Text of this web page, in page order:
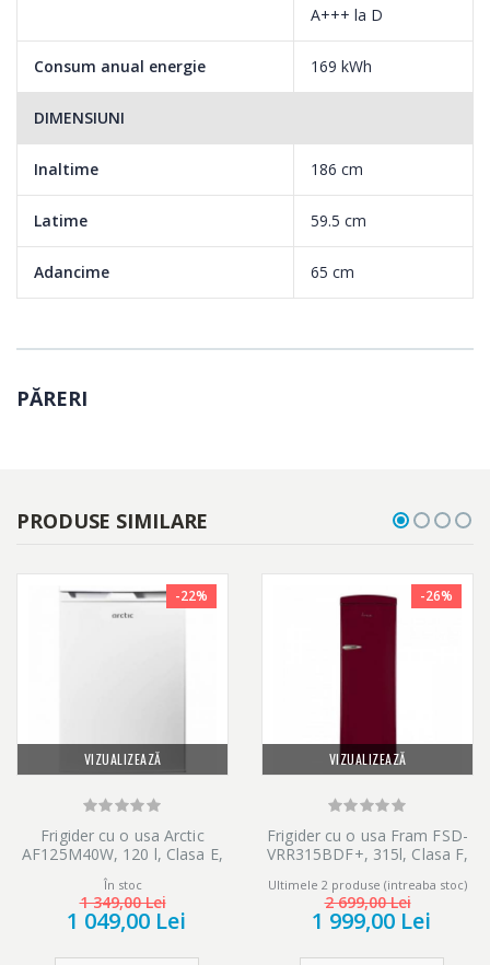
A+++ la D
Consum anual energie 169 kWh
DIMENSIUNI
Inaltime 186 cm
Latime 59.5 cm
Adancime 65 cm
PĂRERI
PRODUSE SIMILARE
VIZUALIZEAZĂ
-22%
Frigider cu o usa Arctic
AF125M40W, 120 l, Clasa E,
În stoc
1 349,00 Lei
1 049,00 Lei
VIZUALIZEAZĂ
-26%
Frigider cu o usa Fram FSD-
VRR315BDF+, 315l, Clasa F,
176.9 cm, Visiniu
Ultimele 2 produse (intreaba stoc)
2 699,00 Lei
1 999,00 Lei